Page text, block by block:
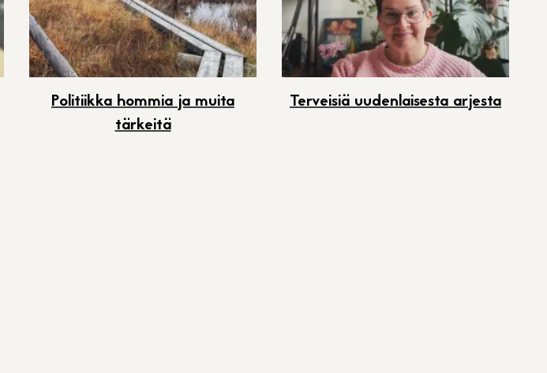
Politiikka hommia ja muita
tärkeitä
Terveisiä uudenlaisesta arjesta